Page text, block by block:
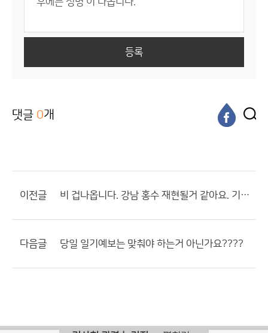
등록
댓글 0개
이전글 비 겁나옵니다. 강남 홍수 재현될거 같아요. 기상청 몸사리세요.
다음글 당일 일기예보는 맞춰야 하는거 아닌가요????